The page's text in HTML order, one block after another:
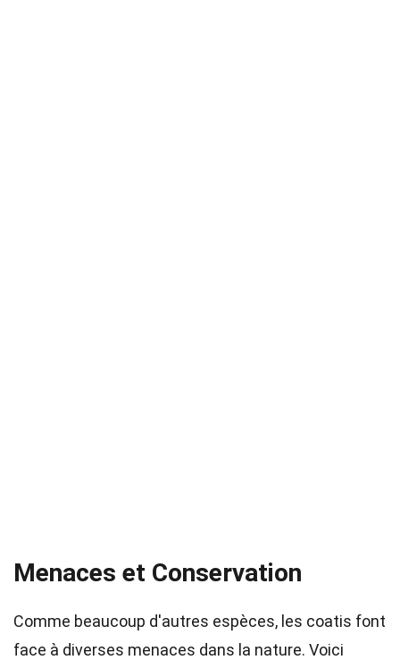
Menaces et Conservation
Comme beaucoup d'autres espèces, les coatis font
face à diverses menaces dans la nature. Voici